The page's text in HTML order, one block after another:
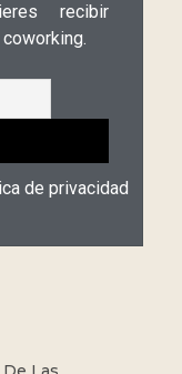
recibir
de privacidad